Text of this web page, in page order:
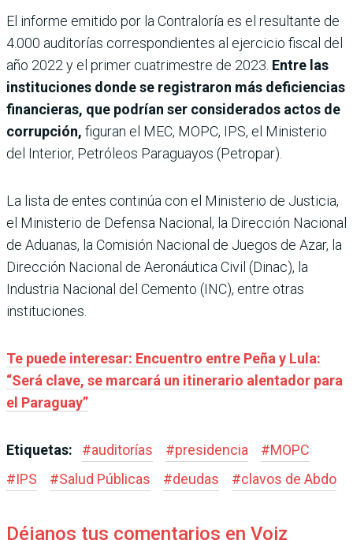
El informe emitido por la Contraloría es el resultante de
4.000 auditorías correspondientes al ejercicio fiscal del
año 2022 y el primer cuatrimestre de 2023. Entre las
instituciones donde se registraron más deficiencias
financieras, que podrían ser considerados actos de
corrupción, figuran el MEC, MOPC, IPS, el Ministerio
del Interior, Petróleos Paraguayos (Petropar).
La lista de entes continúa con el Ministerio de Justicia,
el Ministerio de Defensa Nacional, la Dirección Nacional
de Aduanas, la Comisión Nacional de Juegos de Azar, la
Dirección Nacional de Aeronáutica Civil (Dinac), la
Industria Nacional del Cemento (INC), entre otras
instituciones.
Te puede interesar: Encuentro entre Peña y Lula:
“Será clave, se marcará un itinerario alentador para
el Paraguay”
Etiquetas: #auditorías #presidencia #MOPC
#IPS #Salud Públicas #deudas #clavos de Abdo
Déjanos tus comentarios en Voiz